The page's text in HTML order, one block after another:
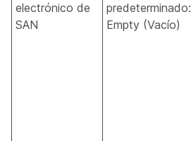
electrónico de
SAN
predeterminado:
Empty (Vacío)